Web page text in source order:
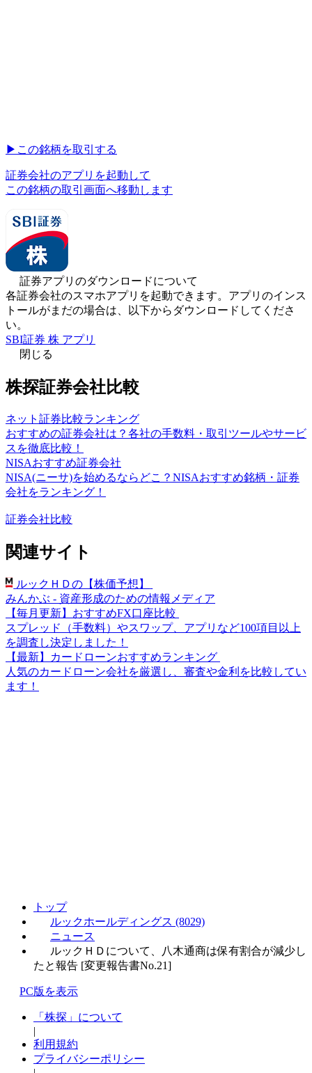
▶︎ この銘柄を取引する
証券会社のアプリを起動して
この銘柄の取引画面へ移動します
証券アプリのダウンロードについて
各証券会社のスマホアプリを起動できます。アプリのインス
トールがまだの場合は、以下からダウンロードしてくださ
い。
SBI証券 株 アプリ
閉じる
株探証券会社比較
ネット証券比較ランキング
おすすめの証券会社は？各社の手数料・取引ツールやサービ
スを徹底比較！
NISAおすすめ証券会社
NISA(ニーサ)を始めるならどこ？NISAおすすめ銘柄・証券
会社をランキング！
証券会社比較
関連サイト
ルックＨＤの【株価予想】
みんかぶ - 資産形成のための情報メディア
【毎月更新】おすすめFX口座比較
スプレッド（手数料）やスワップ、アプリなど100項目以上
を調査し決定しました！
【最新】カードローンおすすめランキング
人気のカードローン会社を厳選し、審査や金利を比較してい
ます！
トップ
ルックホールディングス (8029)
ニュース
ルックＨＤについて、八木通商は保有割合が減少し
たと報告 [変更報告書No.21]
PC版を表示
「株探」について
|
利用規約
プライバシーポリシー